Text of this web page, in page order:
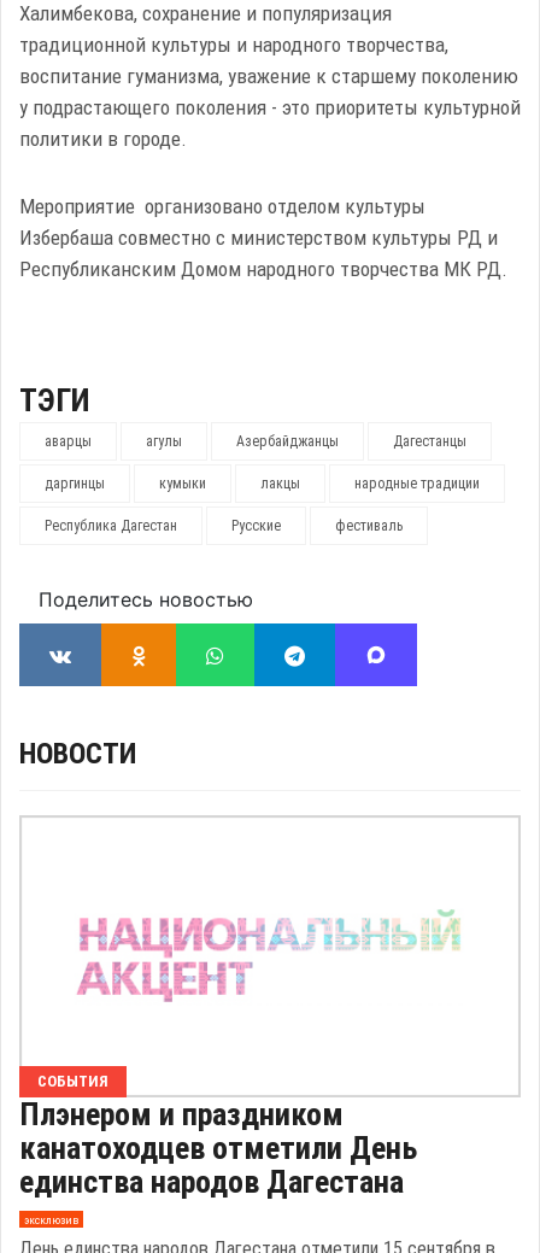
Халимбекова, сохранение и популяризация
традиционной культуры и народного творчества,
воспитание гуманизма, уважение к старшему поколению
у подрастающего поколения - это приоритеты культурной
политики в городе.
Мероприятие организовано отделом культуры
Избербаша совместно с министерством культуры РД и
Республиканским Домом народного творчества МК РД.
ТЭГИ
аварцы агулы Азербайджанцы Дагестанцы
даргинцы кумыки лакцы народные традиции
Республика Дагестан Русские фестиваль
Поделитесь новостью
НОВОСТИ
СОБЫТИЯ
Плэнером и праздником
канатоходцев отметили День
единства народов Дагестана
эксклюзив